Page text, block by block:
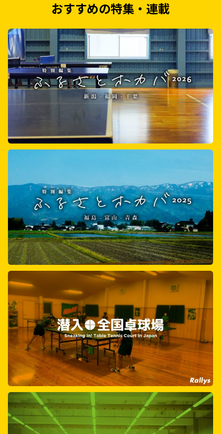
おすすめの特集・連載